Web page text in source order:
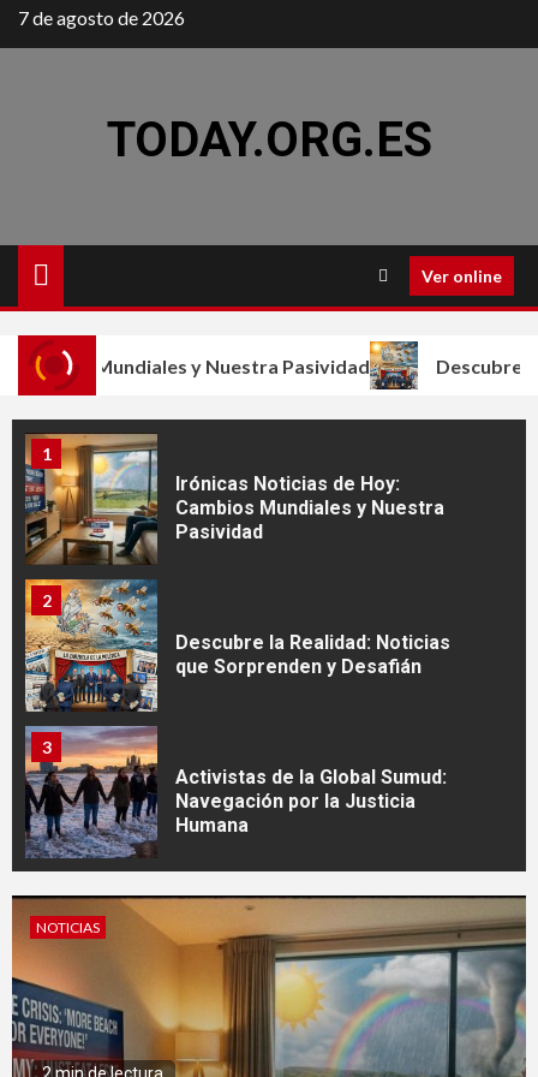
Saltar
al
7 de agosto de 2026
TODAY.ORG.ES
Ver online
Mundiales y Nuestra Pasividad Descubre la
3
Activistas de la Global Sumud:
5
Impacto mundial: Cruceros
cancelados a Oriente Medio
1
Irónicas Noticias de Hoy:
Cambios Mundiales y Nuestra
Pasividad
2
Descubre la Realidad: Noticias
que Sorprenden y Desafián
3
Activistas de la Global Sumud:
Navegación por la Justicia
Humana
4
Cuando los detalles importan:
la base invisible de un negocio
profesional
5
NOTICIAS